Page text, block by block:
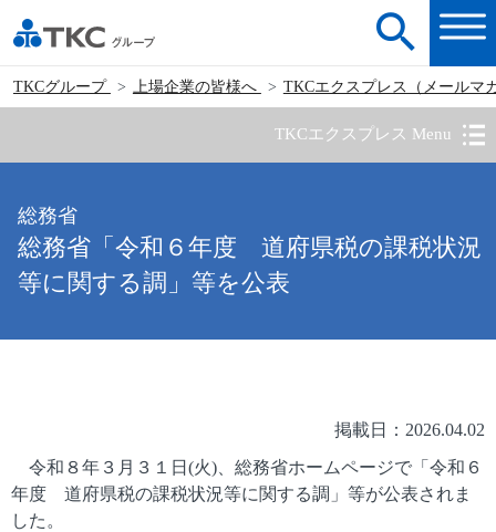
TKCグループ 上場企業の皆様へ TKCエクスプレス（メールマ
TKCエクスプレス Menu
総務省
総務省「令和６年度 道府県税の課税状況
等に関する調」等を公表
掲載日：2026.04.02
令和８年３月３１日(火)、総務省ホームページで「令和６
年度 道府県税の課税状況等に関する調」等が公表されま
した。